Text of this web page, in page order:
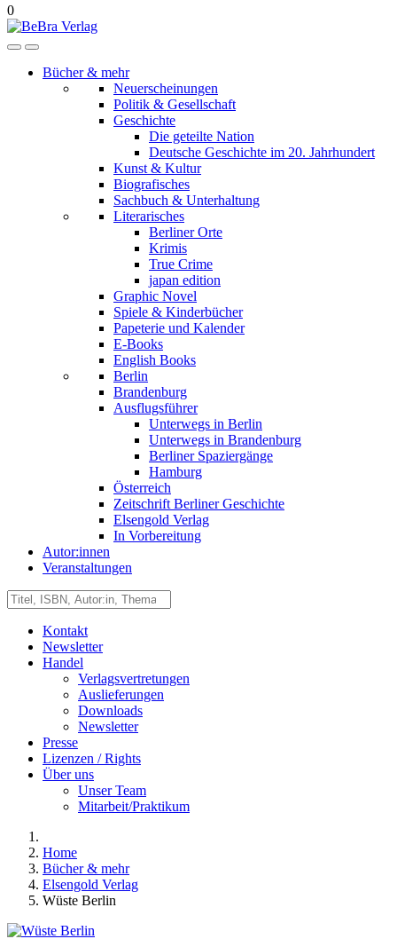
0
Bücher & mehr
Neuerscheinungen
Politik & Gesellschaft
Geschichte
Die geteilte Nation
Deutsche Geschichte im 20. Jahrhundert
Kunst & Kultur
Biografisches
Sachbuch & Unterhaltung
Literarisches
Berliner Orte
Krimis
True Crime
japan edition
Graphic Novel
Spiele & Kinderbücher
Papeterie und Kalender
E-Books
English Books
Berlin
Brandenburg
Ausflugsführer
Unterwegs in Berlin
Unterwegs in Brandenburg
Berliner Spaziergänge
Hamburg
Österreich
Zeitschrift Berliner Geschichte
Elsengold Verlag
In Vorbereitung
Autor:innen
Veranstaltungen
Kontakt
Newsletter
Handel
Verlagsvertretungen
Auslieferungen
Downloads
Newsletter
Presse
Lizenzen / Rights
Über uns
Unser Team
Mitarbeit/Praktikum
Home
Bücher & mehr
Elsengold Verlag
Wüste Berlin